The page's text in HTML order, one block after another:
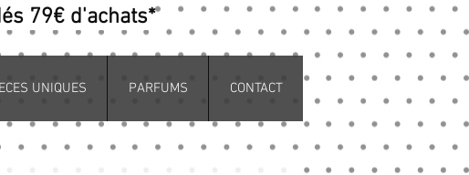
79€ d'achats*
UNIQUES PARFUMS CONTACT